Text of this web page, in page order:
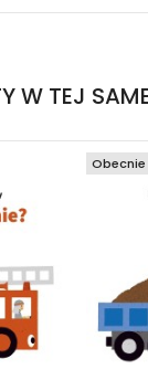
W TEJ